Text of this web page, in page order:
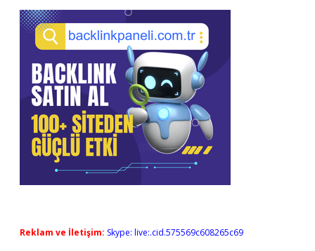
Reklam ve İletişim: Skype: live:.cid.575569c608265c69